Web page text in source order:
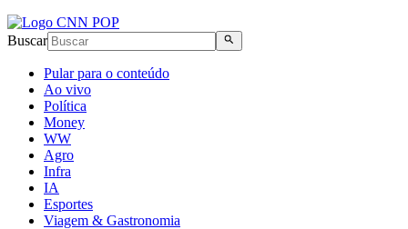
Buscar
Pular para o conteúdo
Ao vivo
Política
Money
WW
Agro
Infra
IA
Esportes
Viagem & Gastronomia